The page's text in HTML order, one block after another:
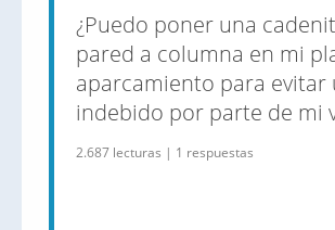
¿Puedo poner una
pared a columna en mi
aparcamiento para evitar
indebido por parte de mi
2.687 lecturas | 1 respuestas